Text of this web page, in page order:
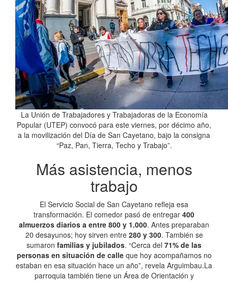
La Unión de Trabajadores y Trabajadoras de la Economía
Popular (UTEP) convocó para este viernes, por décimo año,
a la movilización del Día de San Cayetano, bajo la consigna
“Paz, Pan, Tierra, Techo y Trabajo”.
Más asistencia, menos
trabajo
El Servicio Social de San Cayetano refleja esa
transformación. El comedor pasó de entregar 400
almuerzos diarios a entre 800 y 1.000. Antes preparaban
20 desayunos; hoy sirven entre 280 y 300. También se
sumaron familias y jubilados. “Cerca del 71% de las
personas en situación de calleque hoy acompañamos no
estaban en esa situación hace un año”, revela Arguimbau.La
parroquia también tiene un Área de Orientación y